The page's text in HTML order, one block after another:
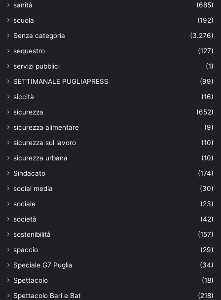
sanità
(685)
scuola
(192)
Senza categoria
(3.276)
sequestro
(127)
servizi pubblici
(1)
SETTIMANALE PUGLIAPRESS
(99)
siccità
(16)
sicurezza
(652)
sicurezza alimentare
(9)
sicurezza sul lavoro
(10)
sicurezza urbana
(10)
Sindacato
(174)
social media
(30)
sociale
(23)
società
(42)
sostenibilità
(157)
spaccio
(29)
Speciale G7 Puglia
(34)
Spettacolo
(18)
Spettacolo Bari e Bat
(218)